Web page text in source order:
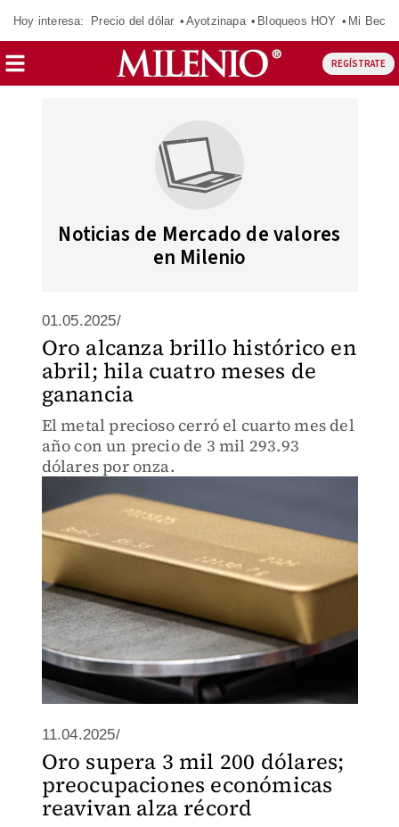
Hoy interesa: Precio del dólar Ayotzinapa Bloqueos HOY Mi Beca
REGÍSTRATE
Noticias de Mercado de valores
en Milenio
01.05.2025/
Oro alcanza brillo histórico en
abril; hila cuatro meses de
ganancia
El metal precioso cerró el cuarto mes del
año con un precio de 3 mil 293.93
dólares por onza.
11.04.2025/
Oro supera 3 mil 200 dólares;
preocupaciones económicas
reavivan alza récord